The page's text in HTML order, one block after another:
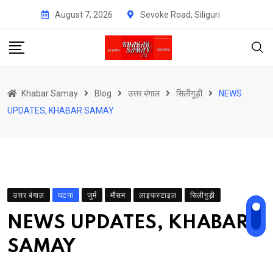
content
August 7, 2026 Sevoke Road, Siliguri
Khabar Samay Blog उत्तर बंगाल सिलीगुड़ी
NEWS
UPDATES, KHABAR SAMAY
उत्तर बंगाल घटना जुर्म मौसम लाइफस्टाइल सिलीगुड़ी
NEWS UPDATES, KHABAR
SAMAY